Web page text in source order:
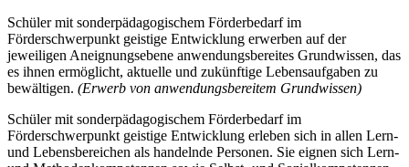
Schüler mit sonderpädagogischem Förderbedarf im
Förderschwerpunkt geistige Entwicklung erwerben auf der
jeweiligen Aneignungsebene anwendungsbereites Grundwissen, das
es ihnen ermöglicht, aktuelle und zukünftige Lebensaufgaben zu
bewältigen. (Erwerb von anwendungsbereitem Grundwissen)
Schüler mit sonderpädagogischem Förderbedarf im
Förderschwerpunkt geistige Entwicklung erleben sich in allen Lern-
und Lebensbereichen als handelnde Personen. Sie eignen sich Lern-